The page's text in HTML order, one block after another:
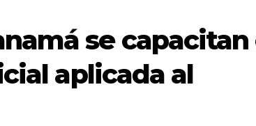
se capacitan
aplicada al